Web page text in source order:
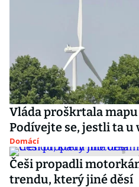
Vláda proškrtala
Podívejte se, jestli ta u
Domácí
Češi propadli
trendu, který jiné děsí